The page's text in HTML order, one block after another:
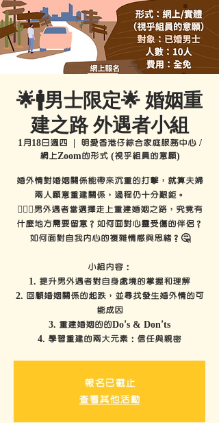
🌟🚹男士限定🌟 婚姻重
建之路 外遇者小組
1月18日週四
明愛香港仔綜合家庭服務中心 /
網上Zoom的形式 (視乎組員的意願)
婚外情對婚姻關係能帶來沉重的打擊，就算夫婦
兩人願意重建關係，過程仍十分艱鉅。
🤷🏻‍♂️男外遇者當選擇走上重建婚姻之路，究竟有
什麼地方需要留意？如何面對心靈受傷的伴侶？
如何面對自我內心的複雜情感與思緒？🤔
小組內容：
1. 提升男外遇者對自身處境的掌握和理解
2. 回顧婚姻關係的起跌，並尋找發生婚外情的可
能成因
3. 重建婚姻的的Do’s & Don’ts
4. 學習重建的兩大元素：信任與親密
報名已截止
查看其他活動